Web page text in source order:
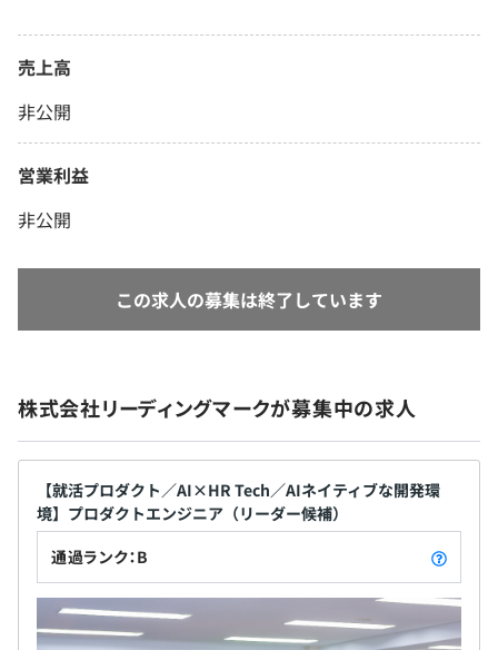
売上高
非公開
営業利益
非公開
この求人の募集は終了しています
株式会社リーディングマークが募集中の求人
【就活プロダクト／AI×HR Tech／AIネイティブな開発環
境】プロダクトエンジニア（リーダー候補）
通過ランク：B